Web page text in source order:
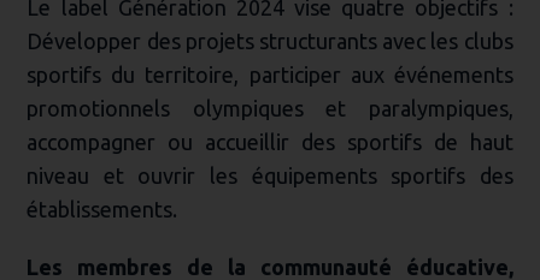
Le label Génération 2024 vise quatre objectifs :
Développer des projets structurants avec les clubs
sportifs du territoire, participer aux événements
promotionnels olympiques et paralympiques,
accompagner ou accueillir des sportifs de haut
niveau et ouvrir les équipements sportifs des
établissements.
Les membres de la communauté éducative,